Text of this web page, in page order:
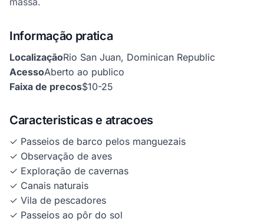
Informação pratica
LocalizaçãoRio San Juan, Dominican Republic
AcessoAberto ao publico
Faixa de precos$10-25
Caracteristicas e atracoes
✓ Passeios de barco pelos manguezais
✓ Observação de aves
✓ Exploração de cavernas
✓ Canais naturais
✓ Vila de pescadores
✓ Passeios ao pôr do sol